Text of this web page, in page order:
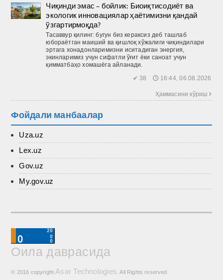
Чиқинди эмас – бойлик: Биоиқтисодиёт ва
экологик инновациялар ҳаётимизни қандай
ўзгартирмоқда?
Тасаввур қилинг: бугун биз кераксиз деб ташлаб
юбораётган маиший ва қиш­лоқ хўжалиги чиқиндилари
эртага хонадонларимизни иситадиган энергия,
экинларимиз учун сифатли ўғит ёки саноат учун
қимматбаҳо хомашёга айланади.
✔ 38 🕔 16:44, 06.08.2026
Ҳаммасини кўриш 
Фойдали манбаалар
Uza.uz
Lex.uz
Gov.uz
My.gov.uz
Оила даврасида
© 2016 copyright Asar Technologies . All Rights reserved.